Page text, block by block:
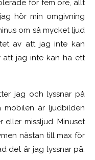
för fem öre, allt
hör min omgivning
om så mycket ljud
av att jag inte kan
att jag inte kan ha ett
jag och lyssnar på
mobilen är ljudbilden
missljud. Minuset
nästan till max för
det är jag lyssnar på.